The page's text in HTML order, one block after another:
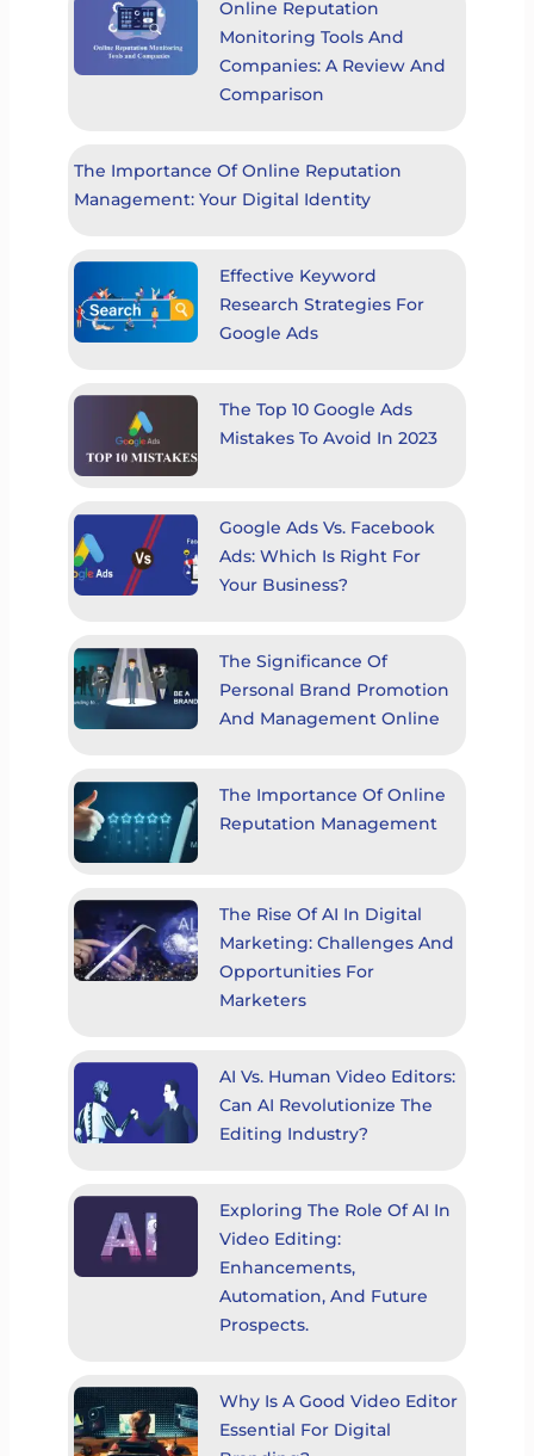
Online Reputation
Monitoring Tools And
Companies: A Review And
Comparison
The Importance Of Online Reputation
Management: Your Digital Identity
Effective Keyword
Research Strategies For
Google Ads
The Top 10 Google Ads
Mistakes To Avoid In 2023
Google Ads Vs. Facebook
Ads: Which Is Right For
Your Business?
The Significance Of
Personal Brand Promotion
And Management Online
The Importance Of Online
Reputation Management
The Rise Of AI In Digital
Marketing: Challenges And
Opportunities For
Marketers
AI Vs. Human Video Editors:
Can AI Revolutionize The
Editing Industry?
Exploring The Role Of AI In
Video Editing:
Enhancements,
Automation, And Future
Prospects.
Why Is A Good Video Editor
Essential For Digital